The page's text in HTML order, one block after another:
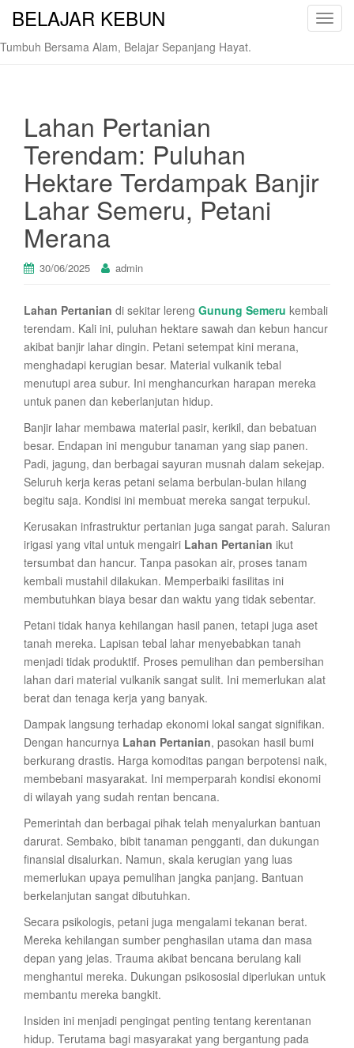
T
BELAJAR KEBUN
Tumbuh Bersama Alam, Belajar Sepanjang Hayat.
Lahan Pertanian
Terendam: Puluhan
Hektare Terdampak Banjir
Lahar Semeru, Petani
Merana
30/06/2025 admin
Lahan Pertanian di sekitar lereng Gunung Semeru kembali
terendam. Kali ini, puluhan hektare sawah dan kebun hancur
akibat banjir lahar dingin. Petani setempat kini merana,
menghadapi kerugian besar. Material vulkanik tebal
menutupi area subur. Ini menghancurkan harapan mereka
untuk panen dan keberlanjutan hidup.
Banjir lahar membawa material pasir, kerikil, dan bebatuan
besar. Endapan ini mengubur tanaman yang siap panen.
Padi, jagung, dan berbagai sayuran musnah dalam sekejap.
Seluruh kerja keras petani selama berbulan-bulan hilang
begitu saja. Kondisi ini membuat mereka sangat terpukul.
Kerusakan infrastruktur pertanian juga sangat parah. Saluran
irigasi yang vital untuk mengairi Lahan Pertanian ikut
tersumbat dan hancur. Tanpa pasokan air, proses tanam
kembali mustahil dilakukan. Memperbaiki fasilitas ini
membutuhkan biaya besar dan waktu yang tidak sebentar.
Petani tidak hanya kehilangan hasil panen, tetapi juga aset
tanah mereka. Lapisan tebal lahar menyebabkan tanah
menjadi tidak produktif. Proses pemulihan dan pembersihan
lahan dari material vulkanik sangat sulit. Ini memerlukan alat
berat dan tenaga kerja yang banyak.
Dampak langsung terhadap ekonomi lokal sangat signifikan.
Dengan hancurnya Lahan Pertanian, pasokan hasil bumi
berkurang drastis. Harga komoditas pangan berpotensi naik,
membebani masyarakat. Ini memperparah kondisi ekonomi
di wilayah yang sudah rentan bencana.
Pemerintah dan berbagai pihak telah menyalurkan bantuan
darurat. Sembako, bibit tanaman pengganti, dan dukungan
finansial disalurkan. Namun, skala kerugian yang luas
memerlukan upaya pemulihan jangka panjang. Bantuan
berkelanjutan sangat dibutuhkan.
Secara psikologis, petani juga mengalami tekanan berat.
Mereka kehilangan sumber penghasilan utama dan masa
depan yang jelas. Trauma akibat bencana berulang kali
menghantui mereka. Dukungan psikososial diperlukan untuk
membantu mereka bangkit.
Insiden ini menjadi pengingat penting tentang kerentanan
hidup. Terutama bagi masyarakat yang bergantung pada